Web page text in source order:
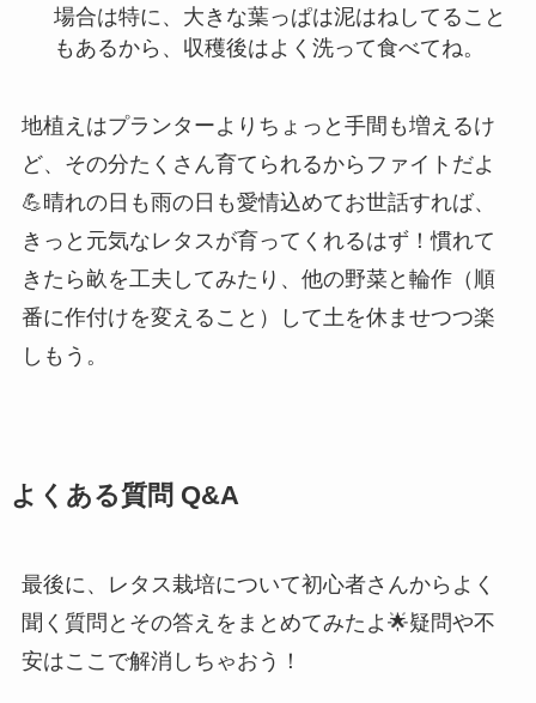
場合は特に、大きな葉っぱは泥はねしてること
もあるから、収穫後はよく洗って食べてね。
地植えはプランターよりちょっと手間も増えるけ
ど、その分たくさん育てられるからファイトだよ
💪晴れの日も雨の日も愛情込めてお世話すれば、
きっと元気なレタスが育ってくれるはず！慣れて
きたら畝を工夫してみたり、他の野菜と輪作（順
番に作付けを変えること）して土を休ませつつ楽
しもう。
よくある質問 Q&A
最後に、レタス栽培について初心者さんからよく
聞く質問とその答えをまとめてみたよ🌟疑問や不
安はここで解消しちゃおう！